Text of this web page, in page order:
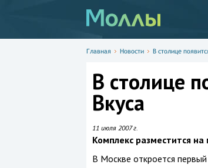
Главная Новости В столице
В столице
Вкуса
11 июля 2007 г.
Комплекс разместится
В Москве откроется